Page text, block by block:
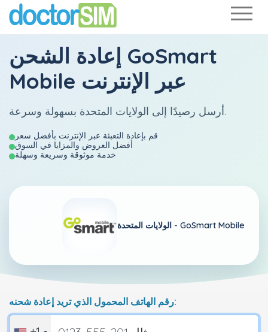
GoSmart
Mobile عبر الإنترنت
أرسل رصيدًا إلى الولايات المتحدة بسهولة وسرعة.
قم بإعادة التعبئة عبر الإنترنت بأفضل سعر
أفضل العروض والمزايا في السوق
خدمة موثوقة وسريعة وسهلة
الولايات المتحدة - GoSmart Mobile
رقم الهاتف المحمول الذي تريد إعادة شحنه: